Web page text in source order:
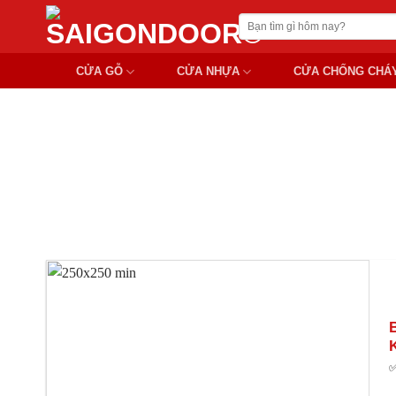
Chuyển
nội
Tìm
kiếm:
CỬA GỖ CỬA NHỰA CỬA CHỐNG